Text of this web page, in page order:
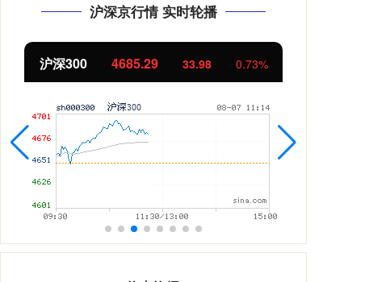
沪深京行情 实时轮播
沪深300 4685.29 33.98 0.73%